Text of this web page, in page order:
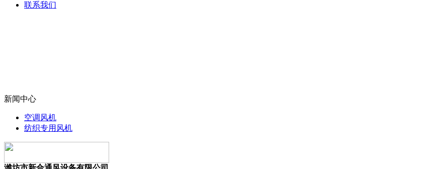
联系我们
新闻中心
空调风机
纺织专用风机